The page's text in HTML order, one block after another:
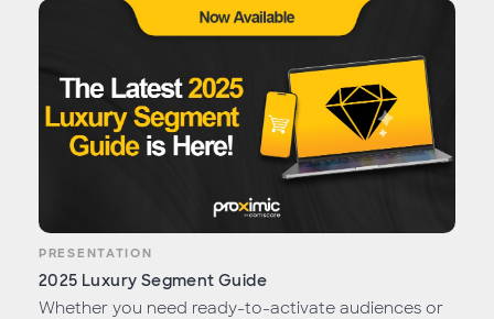
PRESENTATION
2025 Luxury Segment Guide
Whether you need ready-to-activate audiences or